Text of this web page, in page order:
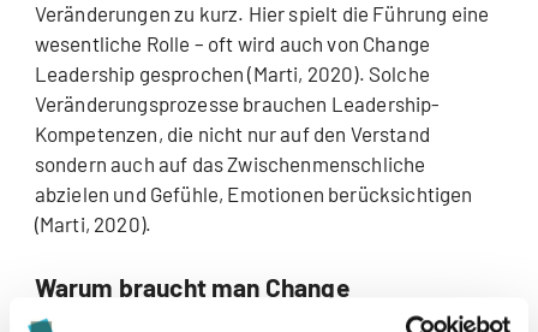
Veränderungen zu kurz. Hier spielt die Führung eine
wesentliche Rolle – oft wird auch von Change
Leadership gesprochen (Marti, 2020). Solche
Veränderungsprozesse brauchen Leadership-
Kompetenzen, die nicht nur auf den Verstand
sondern auch auf das Zwischenmenschliche
abzielen und Gefühle, Emotionen berücksichtigen
(Marti, 2020).
Warum braucht man Change
Management?